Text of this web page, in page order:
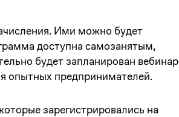
Ими можно будет
доступна самозанятым,
будет запланирован вебинар
опытных предпринимателей.
зарегистрировались на